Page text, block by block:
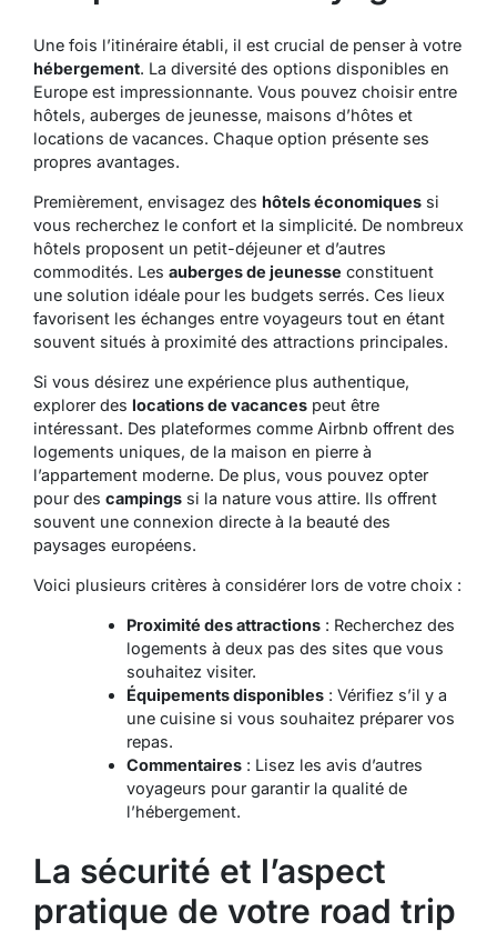
Une fois l’itinéraire établi, il est crucial de penser à votre
hébergement. La diversité des options disponibles en
Europe est impressionnante. Vous pouvez choisir entre
hôtels, auberges de jeunesse, maisons d’hôtes et
locations de vacances. Chaque option présente ses
propres avantages.
Premièrement, envisagez des hôtels économiques si
vous recherchez le confort et la simplicité. De nombreux
hôtels proposent un petit-déjeuner et d’autres
commodités. Les auberges de jeunesse constituent
une solution idéale pour les budgets serrés. Ces lieux
favorisent les échanges entre voyageurs tout en étant
souvent situés à proximité des attractions principales.
Si vous désirez une expérience plus authentique,
explorer des locations de vacances peut être
intéressant. Des plateformes comme Airbnb offrent des
logements uniques, de la maison en pierre à
l’appartement moderne. De plus, vous pouvez opter
pour des campings si la nature vous attire. Ils offrent
souvent une connexion directe à la beauté des
paysages européens.
Voici plusieurs critères à considérer lors de votre choix :
Proximité des attractions: Recherchez des
logements à deux pas des sites que vous
souhaitez visiter.
Équipements disponibles: Vérifiez s’il y a
une cuisine si vous souhaitez préparer vos
repas.
Commentaires: Lisez les avis d’autres
voyageurs pour garantir la qualité de
l’hébergement.
La sécurité et l’aspect
pratique de votre road trip